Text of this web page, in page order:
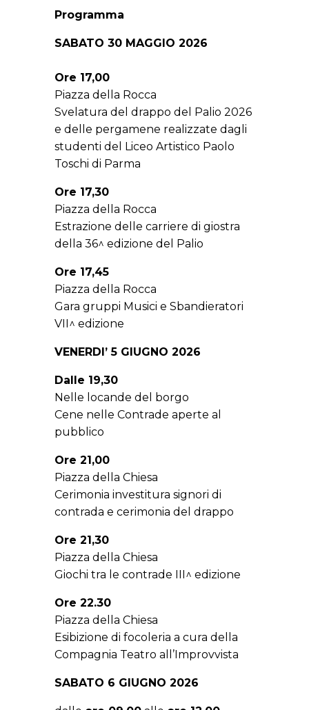
Programma
SABATO 30 MAGGIO 2026
Ore 17,00
Piazza della Rocca
Svelatura del drappo del Palio 2026
e delle pergamene realizzate dagli
studenti del Liceo Artistico Paolo
Toschi di Parma
Ore 17,30
Piazza della Rocca
Estrazione delle carriere di giostra
della 36^ edizione del Palio
Ore 17,45
Piazza della Rocca
Gara gruppi Musici e Sbandieratori
VII^ edizione
VENERDI’ 5 GIUGNO 2026
Dalle 19,30
Nelle locande del borgo
Cene nelle Contrade aperte al
pubblico
Ore 21,00
Piazza della Chiesa
Cerimonia investitura signori di
contrada e cerimonia del drappo
Ore 21,30
Piazza della Chiesa
Giochi tra le contrade III^ edizione
Ore 22.30
Piazza della Chiesa
Esibizione di focoleria a cura della
Compagnia Teatro all’Improvvista
SABATO 6 GIUGNO 2026